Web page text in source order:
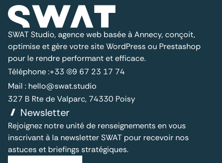
SWAT Studio, agence web basée à Annecy, conçoit,
optimise et gère votre site WordPress ou Prestashop
pour le rendre performant et efficace.
Téléphone :+33 (0)9 67 23 17 74
Mail : hello@swat.studio
327 B Rte de Valparc, 74330 Poisy
Newsletter
Rejoignez notre unité de renseignements en vous
inscrivant à la newsletter SWAT pour recevoir nos
astuces et briefings stratégiques.